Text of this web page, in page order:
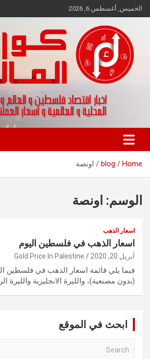
Skip
to
الخميس, أغسطس 6, 2026
كواليس المال
اخبار اقتصاد فلسطين و العالم و تقارير
Home
blog اونصة
الوسم: اونصة
اسعار الذهب
اسعار الذهب في فلسطين اليوم
أبريل 20, 2020 Gold Price In Palestine
فيما يلي قائمة اسعار الذهب في فلسطين
(بدون مصنعية)، والليرة الانجليزية والليرة
ابحث في الموقع